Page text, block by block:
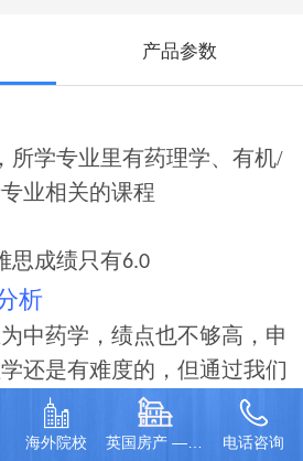
产品参数
所学专业里有药理学、有机/
业相关的课程
思成绩只有6.0
析
中药学，绩点也不够高，申
还是有难度的，但通过我们
课程描述，最终被悉尼大学
海外院校 英国房产 — 伦敦泰晤士河一号项目 电话咨询